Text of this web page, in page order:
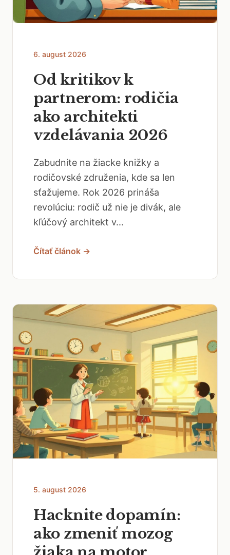
6. august 2026
Od kritikov k
partnerom: rodičia
ako architekti
vzdelávania 2026
Zabudnite na žiacke knižky a
rodičovské združenia, kde sa len
sťažujeme. Rok 2026 prináša
revolúciu: rodič už nie je divák, ale
kľúčový architekt v...
Čítať článok →
5. august 2026
Hacknite dopamín:
ako zmeniť mozog